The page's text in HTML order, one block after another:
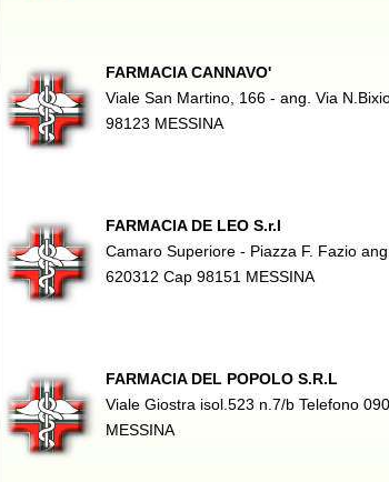
FARMACIA CANNAVO'
Viale San Martino, 166 - ang. Via
98123 MESSINA
FARMACIA DE LEO S.r.l
Camaro Superiore - Piazza F. Fazio
620312 Cap 98151 MESSINA
FARMACIA DEL POPOLO S.R.L
Viale Giostra isol.523 n.7/b Telefono
MESSINA